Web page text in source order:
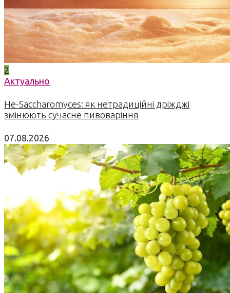
2
Актуально
Не-Saccharomyces: як нетрадиційні дріжджі
змінюють сучасне пивоваріння
07.08.2026